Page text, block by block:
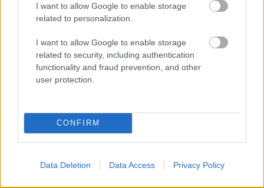
I want to allow Google to enable storage
related to personalization.
I want to allow Google to enable storage
related to security, including authentication
functionality and fraud prevention, and other
user protection.
CONFIRM
Data Deletion Data Access Privacy Policy
Nová metóda inštalácie
energie